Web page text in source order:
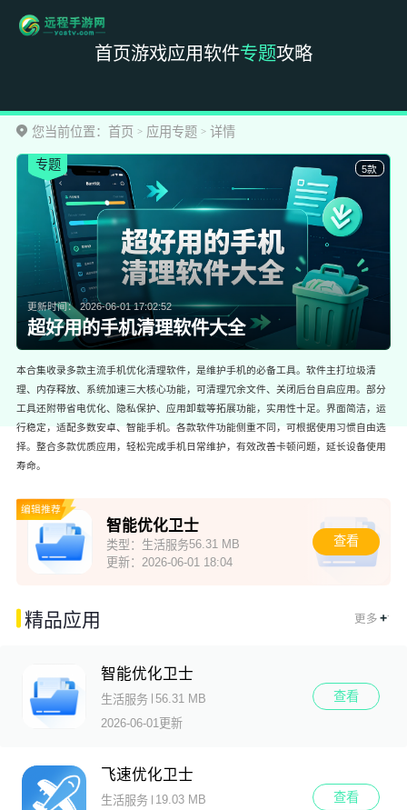
首页游戏应用软件专题攻略
您当前位置： 首页 > 应用专题 > 详情
专题 5款
更新时间：2026-06-01 17:02:52
超好用的手机清理软件大全
本合集收录多款主流手机优化清理软件，是维护手机的必备工具。软件主打垃圾清
理、内存释放、系统加速三大核心功能，可清理冗余文件、关闭后台自启应用。部分
工具还附带省电优化、隐私保护、应用卸载等拓展功能，实用性十足。界面简洁，运
行稳定，适配多数安卓、智能手机。各款软件功能侧重不同，可根据使用习惯自由选
择。整合多款优质应用，轻松完成手机日常维护，有效改善卡顿问题，延长设备使用
寿命。
编辑推荐
智能优化卫士
类型： 生活服务56.31 MB
更新：2026-06-01 18:04
查看
精品应用 更多 +.
智能优化卫士
生活服务
56.31 MB
2026-06-01更新
查看
飞速优化卫士
生活服务
19.03 MB
查看